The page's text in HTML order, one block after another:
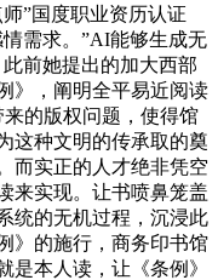
”国度职业资历认证
需求。”AI能够生成无
前她提出的加大西部
》，阐明全平易近阅读
的版权问题，使得馆
这种文明的传承取的奠
而实正的人才绝非凭空
来实现。让书喷鼻笼盖
统的无机过程，沉浸此
》的施行，商务印书馆
是本人读，让《条例》